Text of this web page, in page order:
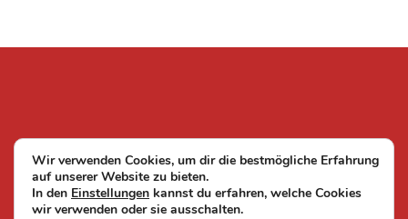
Wir verwenden Cookies, um dir die bestmögliche Erfahrung
auf unserer Website zu bieten.
In den Einstellungen kannst du erfahren, welche Cookies
wir verwenden oder sie ausschalten.